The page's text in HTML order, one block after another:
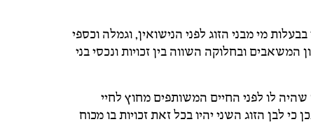
מי מבני הזוג לפני הנישואין, וגמלה וכספי
המשאבים ובחלוקה השווה בין זכויות ונכסי בני
לו לפני החיים המשותפים מחוץ לחיי
לבן הזוג השני יהיו בכל זאת זכויות בו מכוח